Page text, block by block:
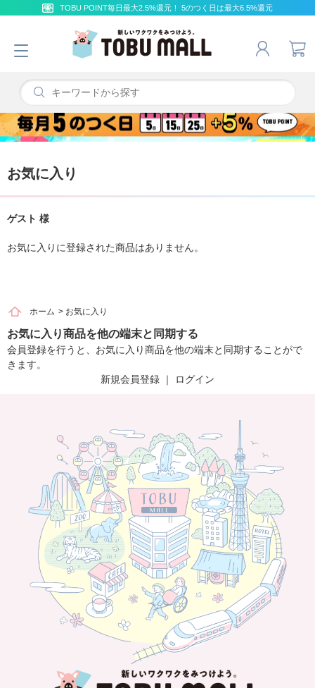
TOBU POINT毎日最大2.5%還元！ 5のつく日は最大6.5%還元
お気に入り
ゲスト 様
お気に入りに登録された商品はありません。
ホーム > お気に入り
お気に入り商品を他の端末と同期する
会員登録を行うと、お気に入り商品を他の端末と同期することがで
きます。
新規会員登録 ｜ ログイン